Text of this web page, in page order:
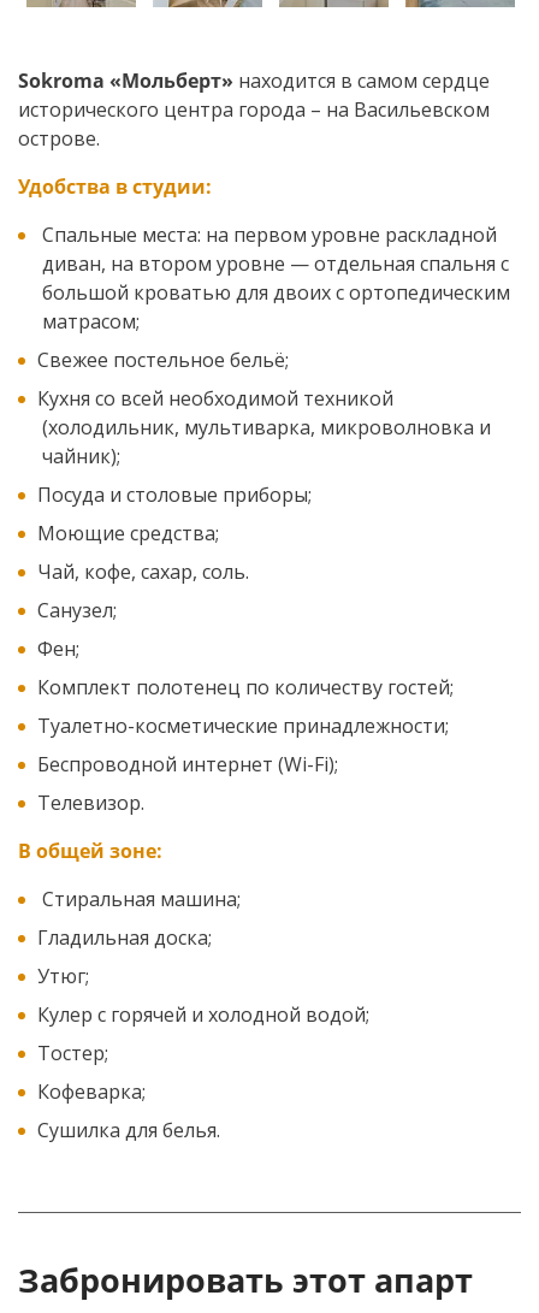
Sokroma «Мольберт» находится в самом сердце
исторического центра города – на Васильевском
острове.
Удобства в студии:
Спальные места: на первом уровне раскладной
диван, на втором уровне — отдельная спальня с
большой кроватью для двоих с ортопедическим
матрасом;
Свежее постельное бельё;
Кухня со всей необходимой техникой
(холодильник, мультиварка, микроволновка и
чайник);
Посуда и столовые приборы;
Моющие средства;
Чай, кофе, сахар, соль.
Санузел;
Фен;
Комплект полотенец по количеству гостей;
Туалетно-косметические принадлежности;
Беспроводной интернет (Wi-Fi);
Телевизор.
В общей зоне:
Стиральная машина;
Гладильная доска;
Утюг;
Кулер с горячей и холодной водой;
Тостер;
Кофеварка;
Сушилка для белья.
Забронировать этот апарт